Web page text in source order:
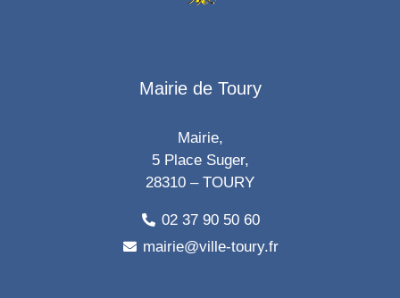
Mairie de Toury
Mairie,
5 Place Suger,
28310 – TOURY
02 37 90 50 60
mairie@ville-toury.fr